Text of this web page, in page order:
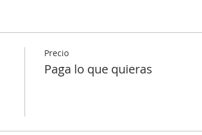
Precio
Paga lo que quieras